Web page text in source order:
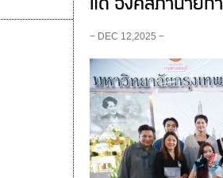
− DEC 12,2025 −